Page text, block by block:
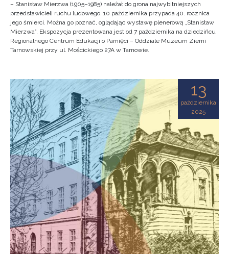
– Stanisław Mierzwa (1905–1985) należał do grona najwybitniejszych
przedstawicieli ruchu ludowego. 10 października przypada 40. rocznica
jego śmierci. Można go poznać, oglądając wystawę plenerową „Stanisław
Mierzwa”. Ekspozycja prezentowana jest od 7 października na dziedzińcu
Regionalnego Centrum Edukacji o Pamięci – Oddziale Muzeum Ziemi
Tarnowskiej przy ul. Mościckiego 27A w Tarnowie.
13
października
2025